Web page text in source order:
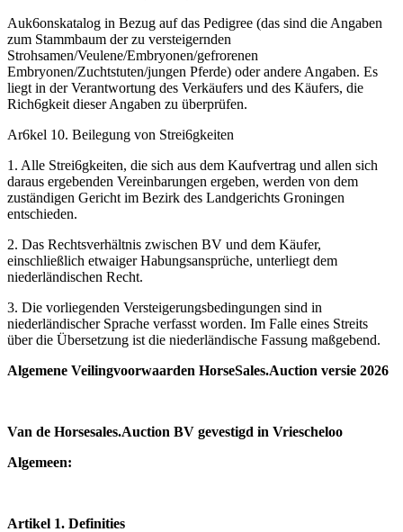
Auk6onskatalog in Bezug auf das Pedigree (das sind die Angaben
zum Stammbaum der zu versteigernden
Strohsamen/Veulene/Embryonen/gefrorenen
Embryonen/Zuchtstuten/jungen Pferde) oder andere Angaben. Es
liegt in der Verantwortung des Verkäufers und des Käufers, die
Rich6gkeit dieser Angaben zu überprüfen.
Ar6kel 10. Beilegung von Strei6gkeiten
1. Alle Strei6gkeiten, die sich aus dem Kaufvertrag und allen sich
daraus ergebenden Vereinbarungen ergeben, werden von dem
zuständigen Gericht im Bezirk des Landgerichts Groningen
entschieden.
2. Das Rechtsverhältnis zwischen BV und dem Käufer,
einschließlich etwaiger Habungsansprüche, unterliegt dem
niederländischen Recht.
3. Die vorliegenden Versteigerungsbedingungen sind in
niederländischer Sprache verfasst worden. Im Falle eines Streits
über die Übersetzung ist die niederländische Fassung maßgebend.
Algemene Veilingvoorwaarden HorseSales.Auction versie 2026
Van de Horsesales.Auction BV gevestigd in Vriescheloo
Algemeen:
Artikel 1. Definities